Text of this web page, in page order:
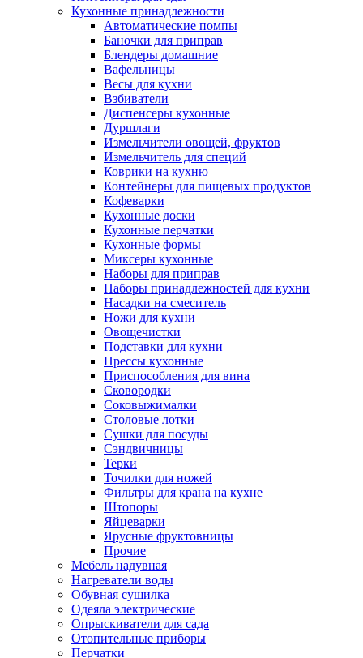
Кухонные принадлежности
Автоматические помпы
Баночки для приправ
Блендеры домашние
Вафельницы
Весы для кухни
Взбиватели
Диспенсеры кухонные
Дуршлаги
Измельчители овощей, фруктов
Измельчитель для специй
Коврики на кухню
Контейнеры для пищевых продуктов
Кофеварки
Кухонные доски
Кухонные перчатки
Кухонные формы
Миксеры кухонные
Наборы для приправ
Наборы принадлежностей для кухни
Насадки на смеситель
Ножи для кухни
Овощечистки
Подставки для кухни
Прессы кухонные
Приспособления для вина
Сковородки
Соковыжималки
Столовые лотки
Сушки для посуды
Сэндвичницы
Терки
Точилки для ножей
Фильтры для крана на кухне
Штопоры
Яйцеварки
Ярусные фруктовницы
Прочие
Мебель надувная
Нагреватели воды
Обувная сушилка
Одеяла электрические
Опрыскиватели для сада
Отопительные приборы
Перчатки